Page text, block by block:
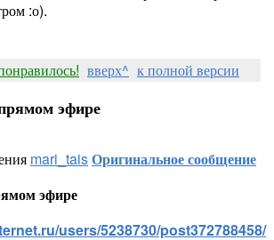
:о).
вверх^ к полной версии
эфире
mari_taisОригинальное сообщение
эфире
users/5238730/post372788458/